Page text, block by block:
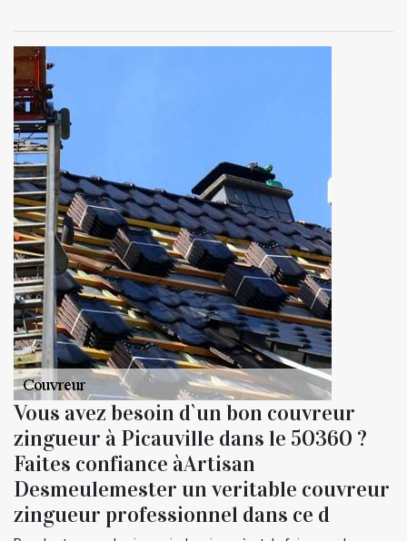
Vous avez besoin d`un bon couvreur
zingueur à Picauville dans le 50360 ?
Faites confiance àArtisan
Desmeulemester un veritable couvreur
zingueur professionnel dans ce d